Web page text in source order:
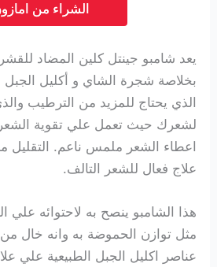
الشراء من
يعد شامبو جينتل كلين المضاد
بخلاصة شجرة الشاي و أكليل الجبل
لشعرك حيث تعمل علي تقوية
اعطاء الشعر ملمس ناعم. التقليل
علاج فعال للشعر التالف.
هذا الشامبو ينصح به لاحتوائه علي
مثل توازن الحموضة به وانه خال من
عناصر اكليل الجبل الطبيعية علي